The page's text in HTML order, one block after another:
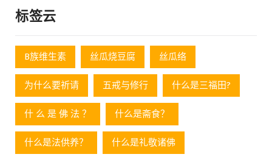
标签云
B族维生素 丝瓜烧豆腐 丝瓜络
为什么要祈请 五戒与修行 什么是三福田?
什 么 是 佛 法 ？ 什么是斋食？
什么是法供养？ 什么是礼敬诸佛